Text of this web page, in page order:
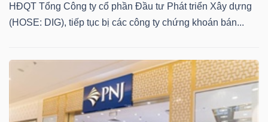
HĐQT Tổng Công ty cổ phần Đầu tư Phát triển Xây dựng
(HOSE: DIG), tiếp tục bị các công ty chứng khoán bán...